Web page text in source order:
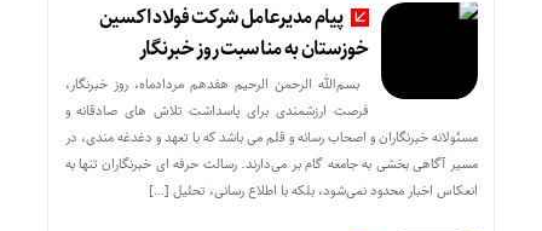
پیام مدیرعامل شرکت فولاد اکسین
خوزستان به مناسبت روز خبرنگار
بسم‌الله الرحمن الرحیم هفدهم مردادماه، روز خبرنگار،
فرصت ارزشمندی برای پاسداشت تلاش‌ های صادقانه و
مسئولانه خبرنگاران و اصحاب رسانه و قلم می باشد که با تعهد و دغدغه‌ مندی، در
مسیر آگاهی‌ بخشی به جامعه گام بر می‌دارند. رسالت حرفه‌ ای خبرنگاران تنها به
انعکاس اخبار محدود نمی‌شود، بلکه با اطلاع رسانی، تحلیل […]